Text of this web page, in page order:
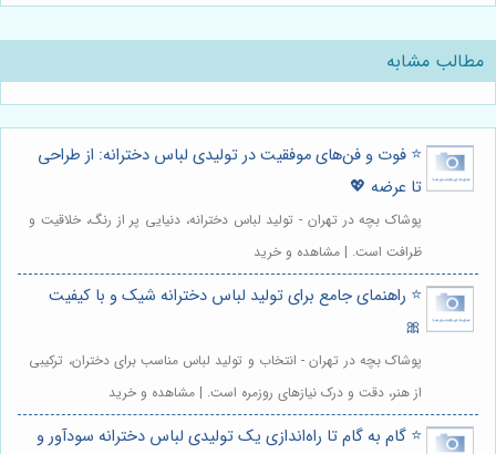
مطالب مشابه
⭐️ فوت و فن‌های موفقیت در تولیدی لباس دخترانه: از طراحی
تا عرضه 💖
پوشاک بچه در تهران - تولید لباس دخترانه، دنیایی پر از رنگ، خلاقیت و
ظرافت است. | مشاهده و خرید
⭐️ راهنمای جامع برای تولید لباس دخترانه شیک و با کیفیت
🎀
پوشاک بچه در تهران - انتخاب و تولید لباس مناسب برای دختران، ترکیبی
از هنر، دقت و درک نیازهای روزمره است. | مشاهده و خرید
⭐️ گام به گام تا راه‌اندازی یک تولیدی لباس دخترانه سودآور و